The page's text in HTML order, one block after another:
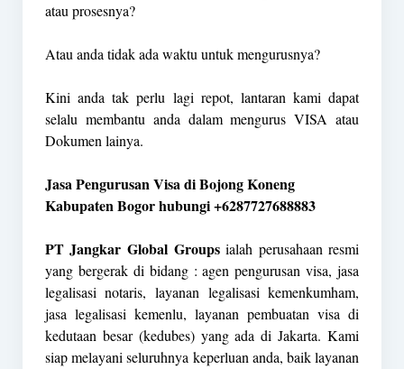
atau prosesnya?
Atau anda tidak ada waktu untuk mengurusnya?
Kini anda tak perlu lagi repot, lantaran kami dapat
selalu membantu anda dalam mengurus VISA atau
Dokumen lainya.
Jasa Pengurusan Visa di Bojong Koneng
Kabupaten Bogor hubungi +6287727688883
PT Jangkar Global Groupsialah perusahaan resmi
yang bergerak di bidang : agen pengurusan visa, jasa
legalisasi notaris, layanan legalisasi kemenkumham,
jasa legalisasi kemenlu, layanan pembuatan visa di
kedutaan besar (kedubes) yang ada di Jakarta. Kami
siap melayani seluruhnya keperluan anda, baik layanan